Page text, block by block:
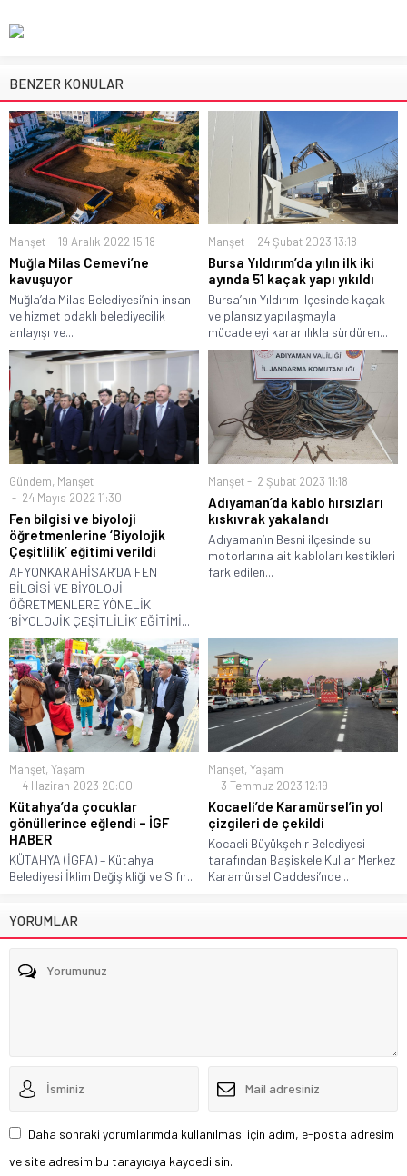
BENZER KONULAR
Manşet 19 Aralık 2022 15:18
Muğla Milas Cemevi’ne
kavuşuyor
Muğla’da Milas Belediyesi’nin insan
ve hizmet odaklı belediyecilik
anlayışı ve...
Manşet 24 Şubat 2023 13:18
Bursa Yıldırım’da yılın ilk iki
ayında 51 kaçak yapı yıkıldı
Bursa’nın Yıldırım ilçesinde kaçak
ve plansız yapılaşmayla
mücadeleyi kararlılıkla sürdüren...
Gündem, Manşet
24 Mayıs 2022 11:30
Fen bilgisi ve biyoloji
öğretmenlerine ‘Biyolojik
Çeşitlilik’ eğitimi verildi
AFYONKARAHİSAR’DA FEN
BİLGİSİ VE BİYOLOJİ
ÖĞRETMENLERE YÖNELİK
‘BİYOLOJİK ÇEŞİTLİLİK’ EĞİTİMİ...
Manşet 2 Şubat 2023 11:18
Adıyaman’da kablo hırsızları
kıskıvrak yakalandı
Adıyaman’ın Besni ilçesinde su
motorlarına ait kabloları kestikleri
fark edilen...
Manşet, Yaşam
4 Haziran 2023 20:00
Kütahya’da çocuklar
gönüllerince eğlendi – İGF
HABER
KÜTAHYA (İGFA) – Kütahya
Belediyesi İklim Değişikliği ve Sıfır...
Manşet, Yaşam
3 Temmuz 2023 12:19
Kocaeli’de Karamürsel’in yol
çizgileri de çekildi
Kocaeli Büyükşehir Belediyesi
tarafından Başiskele Kullar Merkez
Karamürsel Caddesi’nde...
YORUMLAR
Daha sonraki yorumlarımda kullanılması için adım, e-posta adresim
ve site adresim bu tarayıcıya kaydedilsin.